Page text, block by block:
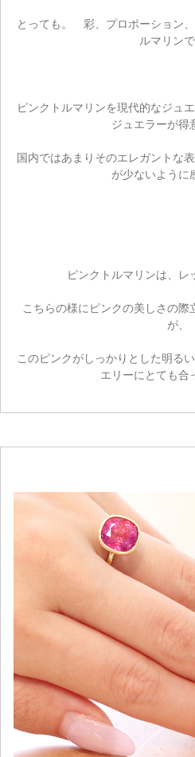
とっても。 彩、プロポーション
ルマリンで
ピンクトルマリンを現代的なジュ
ジュエラーが得
国内ではあまりそのエレガントな
が少ないように
ピンクトルマリンは、レ
こちらの様にピンクの美しさの
が、
このピンクがしっかりとした明る
エリーにとても合